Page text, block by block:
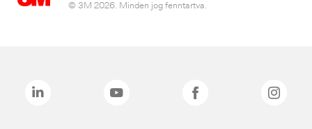
© 3M 2026. Minden jog fenntartva.